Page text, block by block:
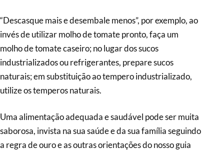
“Descasque mais e desembale menos”, por exemplo, ao
invés de utilizar molho de tomate pronto, faça um
molho de tomate caseiro; no lugar dos sucos
industrializados ou refrigerantes, prepare sucos
naturais; em substituição ao tempero industrializado,
utilize os temperos naturais.
Uma alimentação adequada e saudável pode ser muita
saborosa, invista na sua saúde e da sua família seguindo
a regra de ouro e as outras orientações do nosso guia